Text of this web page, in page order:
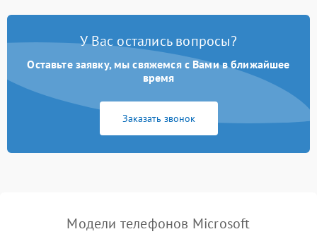
У Вас остались вопросы?
Оставьте заявку, мы свяжемся с Вами в ближайшее
время
Заказать звонок
Модели телефонов Microsoft